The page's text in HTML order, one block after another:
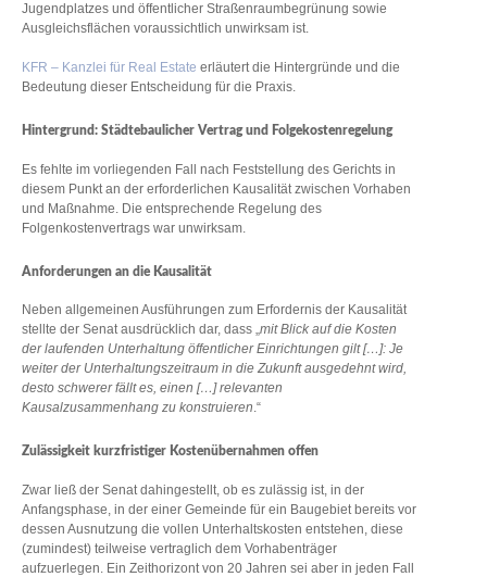
Jugendplatzes und öffentlicher Straßenraumbegrünung sowie
Ausgleichsflächen voraussichtlich unwirksam ist.
KFR – Kanzlei für Real Estate erläutert die Hintergründe und die
Bedeutung dieser Entscheidung für die Praxis.
Hintergrund: Städtebaulicher Vertrag und Folgekostenregelung
Es fehlte im vorliegenden Fall nach Feststellung des Gerichts in
diesem Punkt an der erforderlichen Kausalität zwischen Vorhaben
und Maßnahme. Die entsprechende Regelung des
Folgenkostenvertrags war unwirksam.
Anforderungen an die Kausalität
Neben allgemeinen Ausführungen zum Erfordernis der Kausalität
stellte der Senat ausdrücklich dar, dass „mit Blick auf die Kosten
der laufenden Unterhaltung öffentlicher Einrichtungen gilt […]: Je
weiter der Unterhaltungszeitraum in die Zukunft ausgedehnt wird,
desto schwerer fällt es, einen […] relevanten
Kausalzusammenhang zu konstruieren.“
Zulässigkeit kurzfristiger Kostenübernahmen offen
Zwar ließ der Senat dahingestellt, ob es zulässig ist, in der
Anfangsphase, in der einer Gemeinde für ein Baugebiet bereits vor
dessen Ausnutzung die vollen Unterhaltskosten entstehen, diese
(zumindest) teilweise vertraglich dem Vorhabenträger
aufzuerlegen. Ein Zeithorizont von 20 Jahren sei aber in jeden Fall